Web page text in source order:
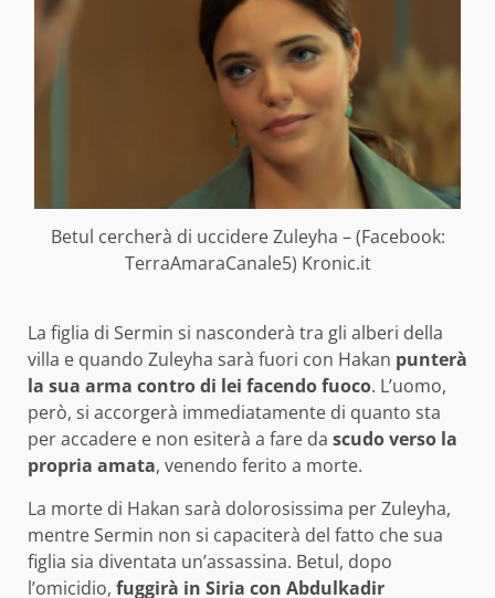
Betul cercherà di uccidere Zuleyha – (Facebook:
TerraAmaraCanale5) Kronic.it
La figlia di Sermin si nasconderà tra gli alberi della
villa e quando Zuleyha sarà fuori con Hakan punterà
la sua arma contro di lei facendo fuoco. L’uomo,
però, si accorgerà immediatamente di quanto sta
per accadere e non esiterà a fare da scudo verso la
propria amata, venendo ferito a morte.
La morte di Hakan sarà dolorosissima per Zuleyha,
mentre Sermin non si capaciterà del fatto che sua
figlia sia diventata un’assassina. Betul, dopo
l’omicidio, fuggirà in Siria con Abdulkadir